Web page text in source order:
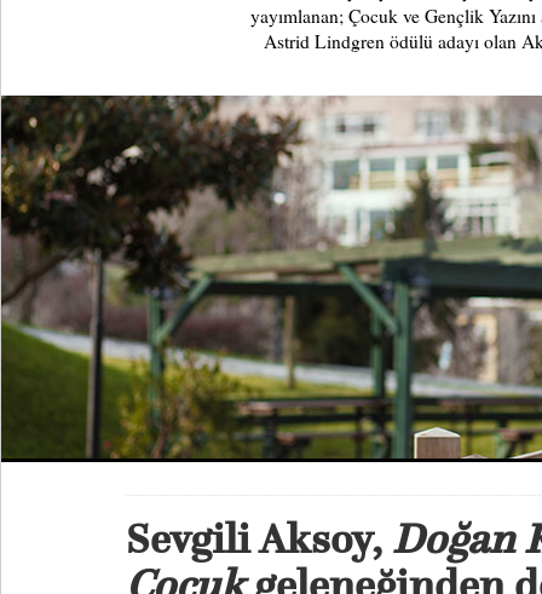
yayımlanan; Çocuk ve Gençlik
Astrid Lindgren ödülü adayı olan
Sevgili Aksoy, Doğan